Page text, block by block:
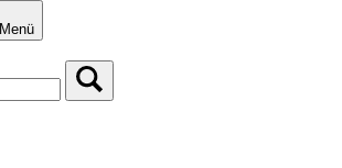
Menü